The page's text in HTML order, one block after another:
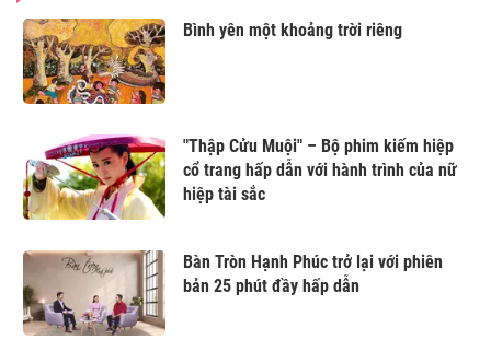
Bình yên một khoảng trời riêng
"Thập Cửu Muội" – Bộ phim kiếm hiệp
cổ trang hấp dẫn với hành trình của nữ
hiệp tài sắc
Bàn Tròn Hạnh Phúc trở lại với phiên
bản 25 phút đầy hấp dẫn